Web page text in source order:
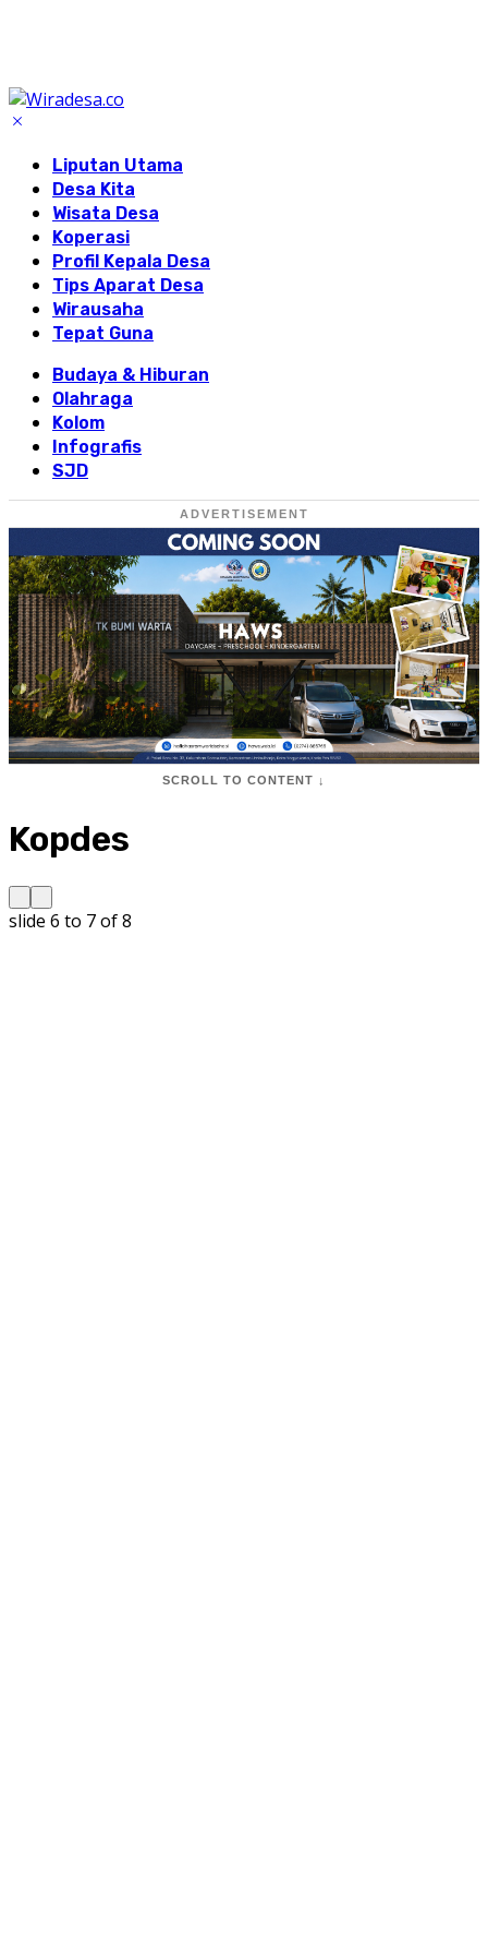
Liputan Utama
Desa Kita
Wisata Desa
Koperasi
Profil Kepala Desa
Tips Aparat Desa
Wirausaha
Tepat Guna
Budaya & Hiburan
Olahraga
Kolom
Infografis
SJD
ADVERTISEMENT
SCROLL TO CONTENT ↓
Kopdes
slide 6 to 7of 8